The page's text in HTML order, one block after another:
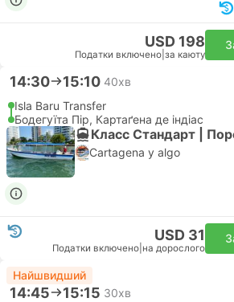
USD 198
Податки включено за каюту
14:30 15:10 40хв
Isla Baru Transfer
Бодегуїта Пір, Картаґена де індіас
Класс Стандарт |
Cartagena y algo
USD 31
Податки включено на дорослого
Найшвидший
14:45 15:15 30хв